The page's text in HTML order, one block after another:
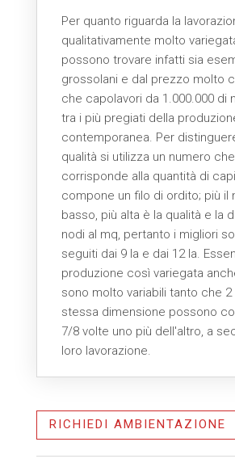
Per quanto riguarda la
qualitativamente molto
possono trovare infatti sia
grossolani e dal prezzo molto
che capolavori da 1.000.000 di
tra i più pregiati della
contemporanea. Per
qualità si utilizza un numero che
corrisponde alla quantità di
compone un filo di ordito; più il
basso, più alta è la qualità e la
nodi al mq, pertanto i migliori
seguiti dai 9 la e dai 12 la.
produzione così variegata
sono molto variabili tanto che 2
stessa dimensione possono
7/8 volte uno più dell'altro, a
loro lavorazione.
RICHIEDI AMBIENTAZIONE